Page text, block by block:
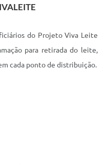
do Projeto Viva Leite
para retirada do leite,
cada ponto de distribuição.